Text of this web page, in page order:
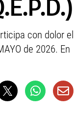
con dolor el
de 2026. En